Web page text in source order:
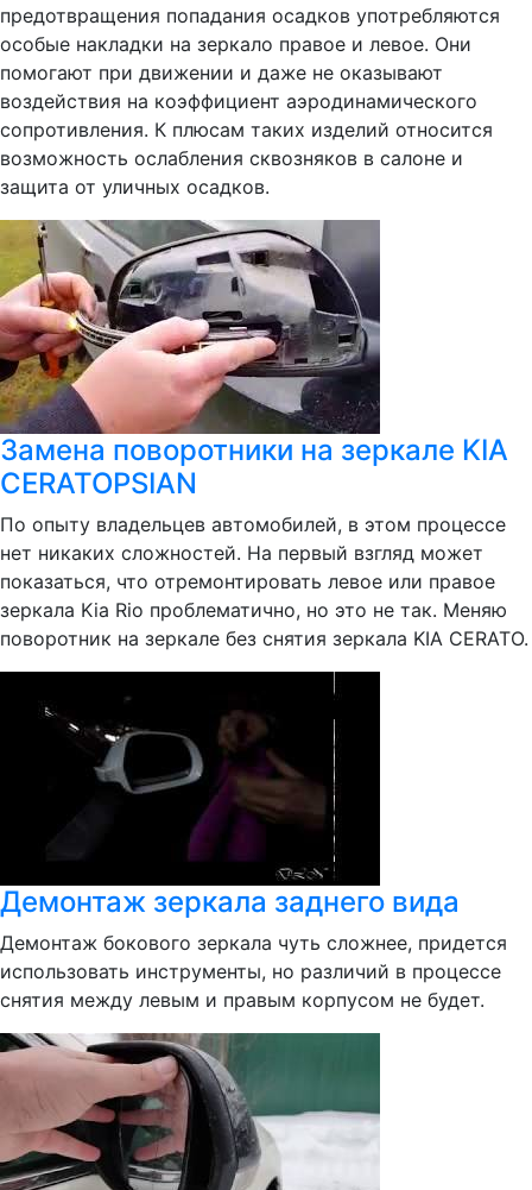
предотвращения попадания осадков употребляются
особые накладки на зеркало правое и левое. Они
помогают при движении и даже не оказывают
воздействия на коэффициент аэродинамического
сопротивления. К плюсам таких изделий относится
возможность ослабления сквозняков в салоне и
защита от уличных осадков.
Замена поворотники на зеркале KIA
CERATOPSIAN
По опыту владельцев автомобилей, в этом процессе
нет никаких сложностей. На первый взгляд может
показаться, что отремонтировать левое или правое
зеркала Kia Rio проблематично, но это не так. Меняю
поворотник на зеркале без снятия зеркала KIA CERATO.
Демонтаж зеркала заднего вида
Демонтаж бокового зеркала чуть сложнее, придется
использовать инструменты, но различий в процессе
снятия между левым и правым корпусом не будет.